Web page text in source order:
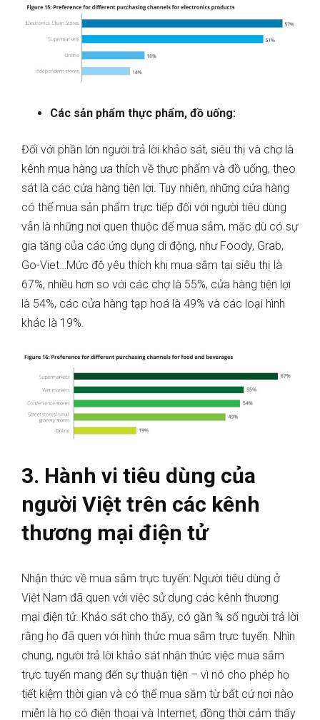
Các sản phẩm thực phẩm, đồ uống:
Đối với phần lớn người trả lời khảo sát, siêu thị và chợ là
kênh mua hàng ưa thích về thực phẩm và đồ uống, theo
sát là các cửa hàng tiện lợi. Tuy nhiên, những cửa hàng
có thể mua sản phẩm trực tiếp đối với người tiêu dùng
vẫn là những nơi quen thuộc để mua sắm, mặc dù có sự
gia tăng của các ứng dụng di động, như Foody, Grab,
Go-Viet…Mức độ yêu thích khi mua sắm tại siêu thị là
67%, nhiều hơn so với các chợ là 55%, cửa hàng tiện lợi
là 54%, các cửa hàng tạp hoá là 49% và các loại hình
khác là 19%.
3. Hành vi tiêu dùng của
người Việt trên các kênh
thương mại điện tử
Nhận thức về mua sắm trực tuyến: Người tiêu dùng ở
Việt Nam đã quen với việc sử dụng các kênh thương
mại điện tử. Khảo sát cho thấy, có gần ¾ số người trả lời
rằng họ đã quen với hình thức mua sắm trực tuyến. Nhìn
chung, người trả lời khảo sát nhận thức việc mua sắm
trực tuyến mang đến sự thuận tiện – vì nó cho phép họ
tiết kiệm thời gian và có thể mua sắm từ bất cứ nơi nào
miễn là họ có điện thoại và Internet, đồng thời cảm thấy